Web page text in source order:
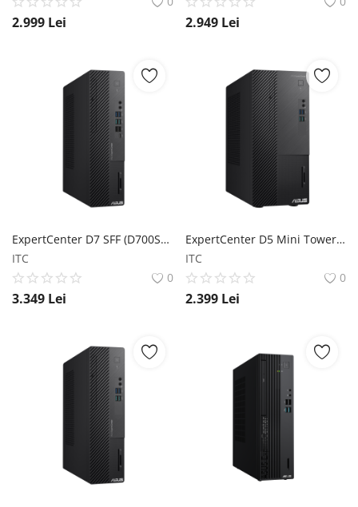
2.999 Lei 2.949 Lei
ExpertCenter D7 SFF (D700SE) ASUS
ITC
0
3.349 Lei
ExpertCenter D5 Mini Tower (D500ME) ASUS
ITC
0
2.399 Lei